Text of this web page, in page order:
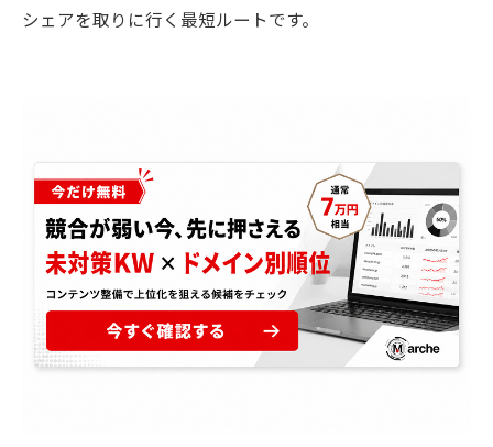
シェアを取りに行く最短ルートです。